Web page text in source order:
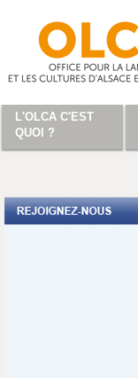
L'OLCA C'EST
QUOI ?